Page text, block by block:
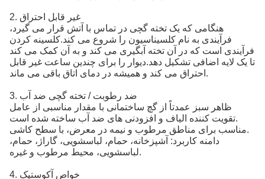
2. غیر قابل احتراق
هنگامی که یک تخته گچی در تماس با آتش قرار می گیرد،
فرآیندی به نام کلسیناسیون را شروع می کند.کلسینه کردن
فرآیندی است که در آن تخته آبگیری می کند و به آن کمک می کند
تا یک لایه اضافی تشکیل دهد.دیوار را برای چندین ساعت غیر قابل
احتراق می کند و همیشه در دمای اتاق باقی می ماند.
3. ضد رطوبت / تخته گچی ضد آب
ظاهر سبز عمدتاً از گچ ساختمانی با مقدار مناسبی از عامل
تقویت کننده الیاف و افزودنی های ضد آب ساخته شده است.
مناسب برای مناطق مرطوب و نیمه در معرض، با سطح کاشی.
دامنه کاربرد: آشپزخانه، حمام، لباسشویی، گاراژ، حمام،
لباسشویی، محیط مرطوب و غیره.
4. خواص آکوستیک